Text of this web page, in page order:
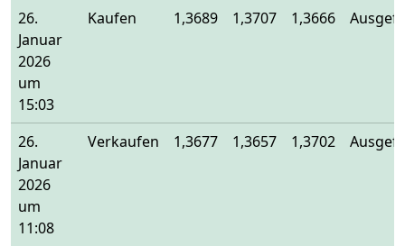
26.
Januar
2026
um
15:03
Kaufen 1,3689 1,3707 1,3666
26.
Januar
2026
um
11:08
Verkaufen 1,3677 1,3657 1,3702